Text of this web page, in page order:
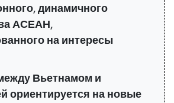
динамичного
АСЕАН,
на интересы
Вьетнамом и
ориентируется на новые